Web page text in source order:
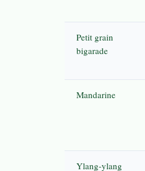
Petit grain
bigarade
Mandarine
Ylang-ylang